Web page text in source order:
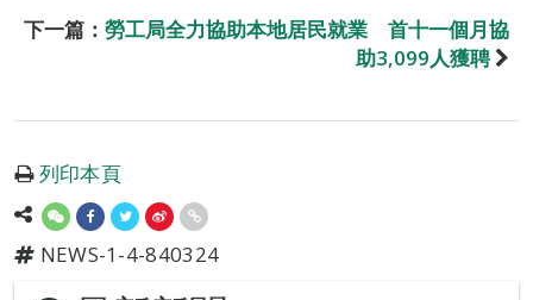
下一篇： 勞工局全力協助本地居民就業 首十一個月協
助3,099人獲聘
列印本頁
NEWS-1-4-840324